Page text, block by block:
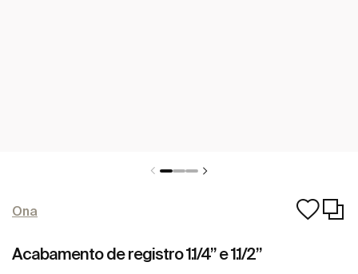
Ona
Acabamento de registro 1.1/4” e 1.1/2”